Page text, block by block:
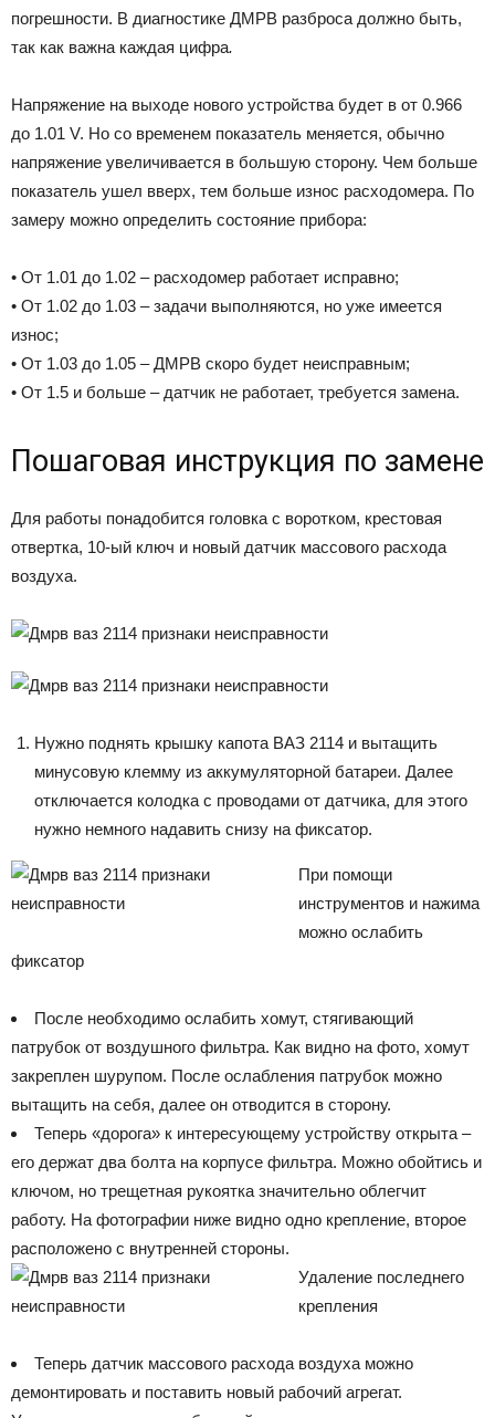
погрешности. В диагностике ДМРВ разброса должно быть,
так как важна каждая цифра.
Напряжение на выходе нового устройства будет в от 0.966
до 1.01 V. Но со временем показатель меняется, обычно
напряжение увеличивается в большую сторону. Чем больше
показатель ушел вверх, тем больше износ расходомера. По
замеру можно определить состояние прибора:
• От 1.01 до 1.02 – расходомер работает исправно;
• От 1.02 до 1.03 – задачи выполняются, но уже имеется
износ;
• От 1.03 до 1.05 – ДМРВ скоро будет неисправным;
• От 1.5 и больше – датчик не работает, требуется замена.
Пошаговая инструкция по замене
Для работы понадобится головка с воротком, крестовая
отвертка, 10-ый ключ и новый датчик массового расхода
воздуха.
Нужно поднять крышку капота ВАЗ 2114 и вытащить
минусовую клемму из аккумуляторной батареи. Далее
отключается колодка с проводами от датчика, для этого
нужно немного надавить снизу на фиксатор.
При помощи
инструментов и нажима
можно ослабить
фиксатор
После необходимо ослабить хомут, стягивающий
патрубок от воздушного фильтра. Как видно на фото, хомут
закреплен шурупом. После ослабления патрубок можно
вытащить на себя, далее он отводится в сторону.
Теперь «дорога» к интересующему устройству открыта –
его держат два болта на корпусе фильтра. Можно обойтись и
ключом, но трещетная рукоятка значительно облегчит
работу. На фотографии ниже видно одно крепление, второе
расположено с внутренней стороны.
Удаление последнего
крепления
Теперь датчик массового расхода воздуха можно
демонтировать и поставить новый рабочий агрегат.